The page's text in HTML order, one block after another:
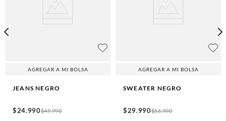
AGREGAR A MI BOLSA
JEANS NEGRO
$24.990$49.990
AGREGAR A MI BOLSA
SWEATER NEGRO
$29.990$56.990